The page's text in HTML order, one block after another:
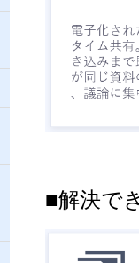
■解決で